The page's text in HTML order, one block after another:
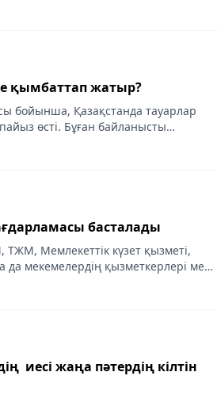
қымбаттап жатыр?
бойынша, Қазақстанда тауарлар
өсті. Бұған байланысты
қымбаттаған, - деп хабарлайды
басталады
ТЖМ, Мемлекеттік күзет қызметі,
да мекемелердің қызметкерлері мен
қатыса алады, деп
иесі жаңа пәтердің кілтін